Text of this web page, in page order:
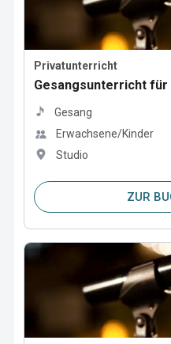
Privatunterricht
Gesangsunterricht für
Gesang
Erwachsene/Kinder
Studio
ZUR